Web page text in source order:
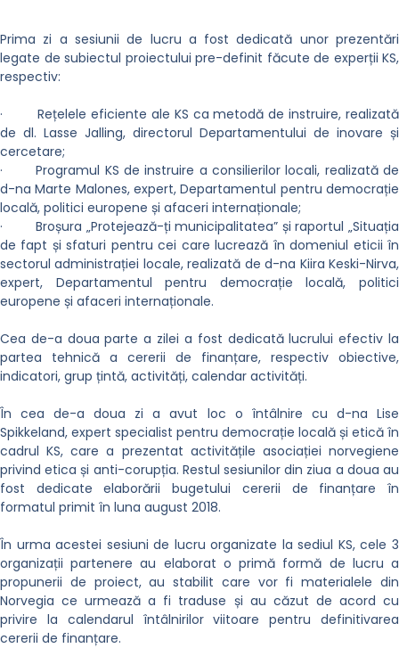
Prima zi a sesiunii de lucru a fost dedicată unor prezentări
legate de subiectul proiectului pre-definit făcute de experții KS,
respectiv:
·
Rețelele eficiente ale KS ca metodă de instruire, realizată
de dl. Lasse Jalling, directorul Departamentului de inovare și
cercetare;
·
Programul KS de instruire a consilierilor locali, realizată de
d-na Marte Malones, expert, Departamentul pentru democrație
locală, politici europene și afaceri internaționale;
·
Broșura „Protejează-ți municipalitatea” și raportul „Situația
de fapt și sfaturi pentru cei care lucrează în domeniul eticii în
sectorul administrației locale, realizată de d-na Kiira Keski-Nirva,
expert, Departamentul pentru democrație locală, politici
europene și afaceri internaționale.
Cea de-a doua parte a zilei a fost dedicată lucrului efectiv la
partea tehnică a cererii de finanțare, respectiv obiective,
indicatori, grup țintă, activități, calendar activități.
În cea de-a doua zi a avut loc o întâlnire cu d-na Lise
Spikkeland, expert specialist pentru democrație locală și etică în
cadrul KS, care a prezentat activitățile asociației norvegiene
privind etica și anti-corupția. Restul sesiunilor din ziua a doua au
fost dedicate elaborării bugetului cererii de finanțare în
formatul primit în luna august 2018.
În urma acestei sesiuni de lucru organizate la sediul KS, cele 3
organizații partenere au elaborat o primă formă de lucru a
propunerii de proiect, au stabilit care vor fi materialele din
Norvegia ce urmează a fi traduse și au căzut de acord cu
privire la calendarul întâlnirilor viitoare pentru definitivarea
cererii de finanțare.